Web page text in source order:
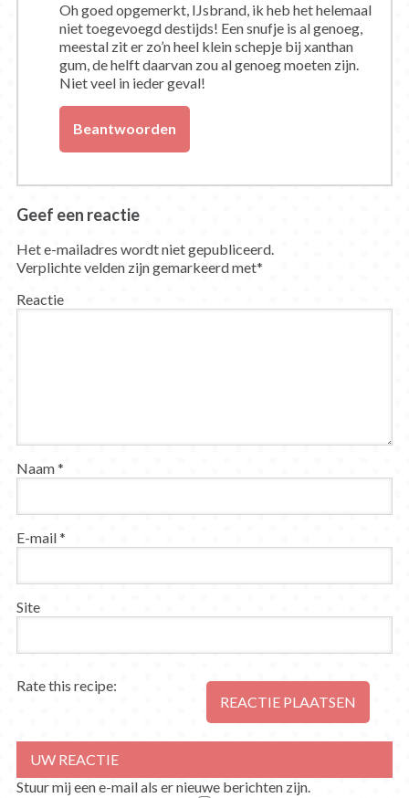
Oh goed opgemerkt, IJsbrand, ik heb het helemaal
niet toegevoegd destijds! Een snufje is al genoeg,
meestal zit er zo’n heel klein schepje bij xanthan
gum, de helft daarvan zou al genoeg moeten zijn.
Niet veel in ieder geval!
Beantwoorden
Geef een reactie
Het e-mailadres wordt niet gepubliceerd.
Verplichte velden zijn gemarkeerd met*
Reactie
Naam*
E-mail*
Site
Rate this recipe:
Stuur mij een e-mail als er nieuwe berichten zijn.